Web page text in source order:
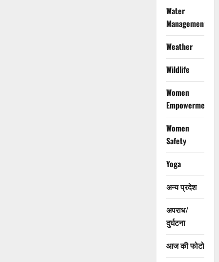
Water
Management
Weather
Wildlife
Women
Empowerment
Women
Safety
Yoga
अन्य प्रदेश
अपराध/
दुर्घटना
आज की फोटो